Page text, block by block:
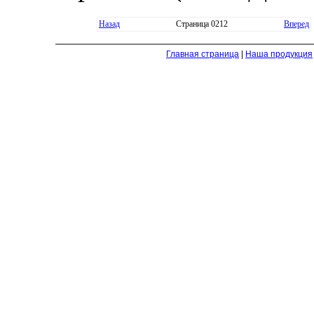
Назад Страница 0212 Вперед
Главная страница | Наша продукция